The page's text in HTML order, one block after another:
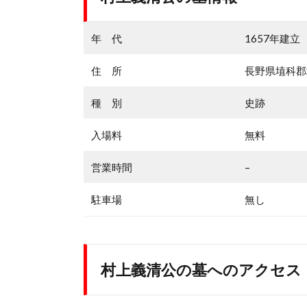
年 代 1657年建立
住 所 長野県埴科
種 別 史跡
入場料 無料
営業時間 –
駐車場 無し
村上義清公の墓へのアクセス